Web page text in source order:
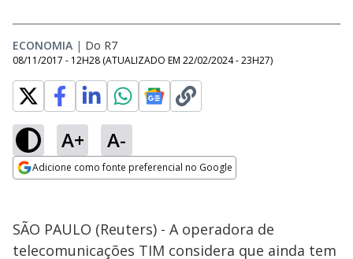
ECONOMIA | Do R7
08/11/2017 - 12H28 (ATUALIZADO EM 22/02/2024 - 23H27)
A+ A-
Adicione como fonte preferencial no Google
SÃO PAULO (Reuters) - A operadora de
telecomunicações TIM considera que ainda tem